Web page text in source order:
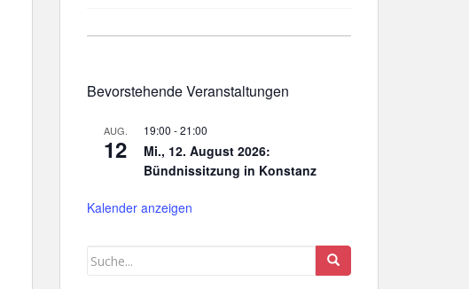
Bevorstehende Veranstaltungen
AUG.
12
19:00 -21:00
Mi., 12. August 2026:
Bündnissitzung in Konstanz
Kalender anzeigen